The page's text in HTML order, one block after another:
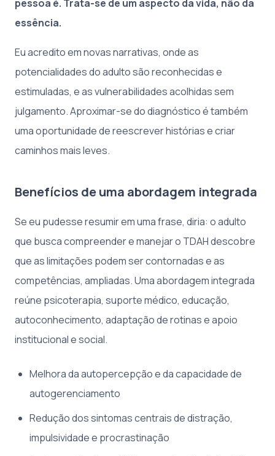
pessoa é. Trata-se de um aspecto da vida, não da
essência.
Eu acredito em novas narrativas, onde as
potencialidades do adulto são reconhecidas e
estimuladas, e as vulnerabilidades acolhidas sem
julgamento. Aproximar-se do diagnóstico é também
uma oportunidade de reescrever histórias e criar
caminhos mais leves.
Benefícios de uma abordagem integrada
Se eu pudesse resumir em uma frase, diria: o adulto
que busca compreender e manejar o TDAH descobre
que as limitações podem ser contornadas e as
competências, ampliadas. Uma abordagem integrada
reúne psicoterapia, suporte médico, educação,
autoconhecimento, adaptação de rotinas e apoio
institucional e social.
Melhora da autopercepção e da capacidade de
autogerenciamento
Redução dos sintomas centrais de distração,
impulsividade e procrastinação